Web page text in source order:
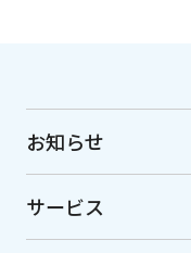
お知らせ
サービス